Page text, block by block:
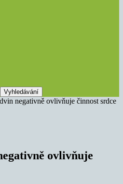
negativně ovlivňuje činnost srdce
ovlivňuje